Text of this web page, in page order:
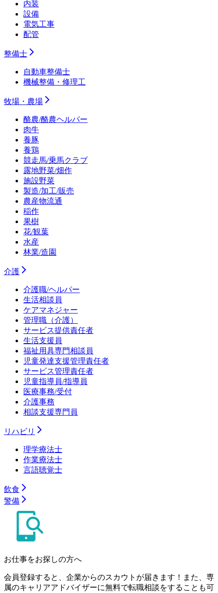
内装
設備
電気工事
配管
整備士
自動車整備士
機械整備・修理工
牧場・農場
酪農/酪農ヘルパー
肉牛
養豚
養鶏
競走馬/乗馬クラブ
露地野菜/畑作
施設野菜
製造/加工/販売
農産物流通
稲作
果樹
花/観葉
水産
林業/造園
介護
介護職/ヘルパー
生活相談員
ケアマネジャー
管理職（介護）
サービス提供責任者
生活支援員
福祉用具専門相談員
児童発達支援管理責任者
サービス管理責任者
児童指導員/指導員
医療事務/受付
介護事務
相談支援専門員
リハビリ
理学療法士
作業療法士
言語聴覚士
飲食
警備
お仕事をお探しの方へ
会員登録すると、企業からのスカウトが届きます！また、専
属のキャリアアドバイザーに無料で転職相談をすることも可